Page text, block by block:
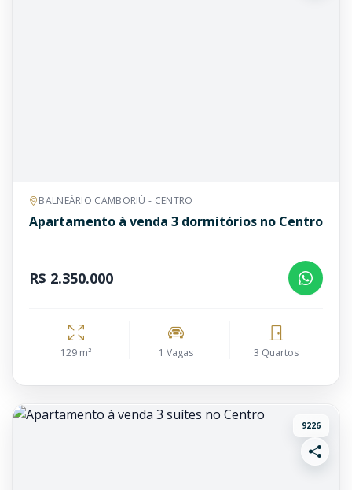
BALNEÁRIO CAMBORIÚ - CENTRO
Apartamento à venda 3 dormitórios no Centro
R$ 2.350.000
129 m² 1 Vagas 3 Quartos
9226